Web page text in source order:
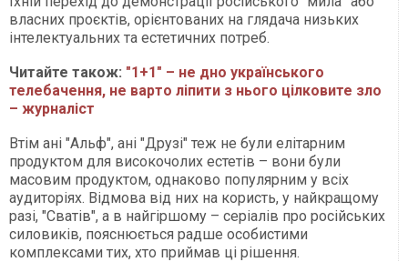
власних проєктів, орієнтованих на глядача низьких
інтелектуальних та естетичних потреб.
Читайте також: "1+1" – не дно українського
телебачення, не варто ліпити з нього цілковите зло
– журналіст
Втім ані "Альф", ані "Друзі" теж не були елітарним
продуктом для високочолих естетів – вони були
масовим продуктом, однаково популярним у всіх
аудиторіях. Відмова від них на користь, у найкращому
разі, "Сватів", а в найгіршому – серіалів про російських
силовиків, пояснюється радше особистими
комплексами тих, хто приймав ці рішення.